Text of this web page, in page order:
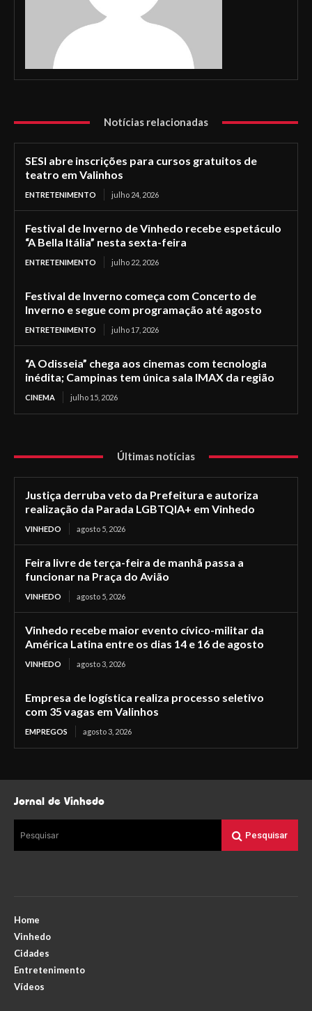
Notícias relacionadas
SESI abre inscrições para cursos gratuitos de
teatro em Valinhos
ENTRETENIMENTO julho 24, 2026
Festival de Inverno de Vinhedo recebe espetáculo
“A Bella Itália” nesta sexta-feira
ENTRETENIMENTO julho 22, 2026
Festival de Inverno começa com Concerto de
Inverno e segue com programação até agosto
ENTRETENIMENTO julho 17, 2026
“A Odisseia” chega aos cinemas com tecnologia
inédita; Campinas tem única sala IMAX da região
CINEMA julho 15, 2026
Últimas notícias
Justiça derruba veto da Prefeitura e autoriza
realização da Parada LGBTQIA+ em Vinhedo
VINHEDO agosto 5, 2026
Feira livre de terça-feira de manhã passa a
funcionar na Praça do Avião
VINHEDO agosto 5, 2026
Vinhedo recebe maior evento cívico-militar da
América Latina entre os dias 14 e 16 de agosto
VINHEDO agosto 3, 2026
Empresa de logística realiza processo seletivo
com 35 vagas em Valinhos
EMPREGOS agosto 3, 2026
Jornal de Vinhedo
Pesquisar Pesquisar
Home
Vinhedo
Cidades
Entretenimento
Vídeos